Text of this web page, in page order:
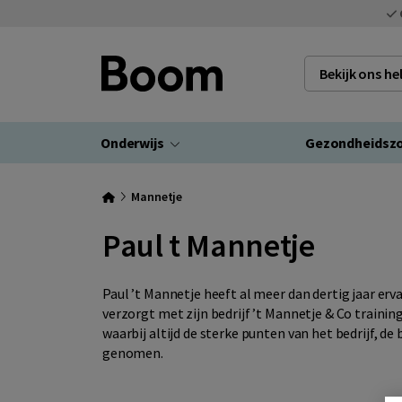
Bekijk ons
Onderwijs
Mannetje
Paul t Mannetje
Paul ’t Mannetje heeft al meer dan dertig jaar
verzorgt met zijn bedrijf ’t Mannetje & Co
waarbij altijd de sterke punten van het bedrijf,
genomen.